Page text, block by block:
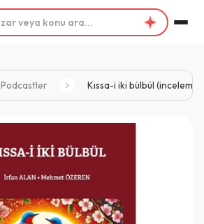
Podcastler Kıssa-i iki bülbül (inceleme